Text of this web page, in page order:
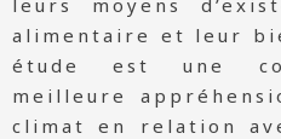
alimentaire et leur
étude est une
meilleure
climat en relation